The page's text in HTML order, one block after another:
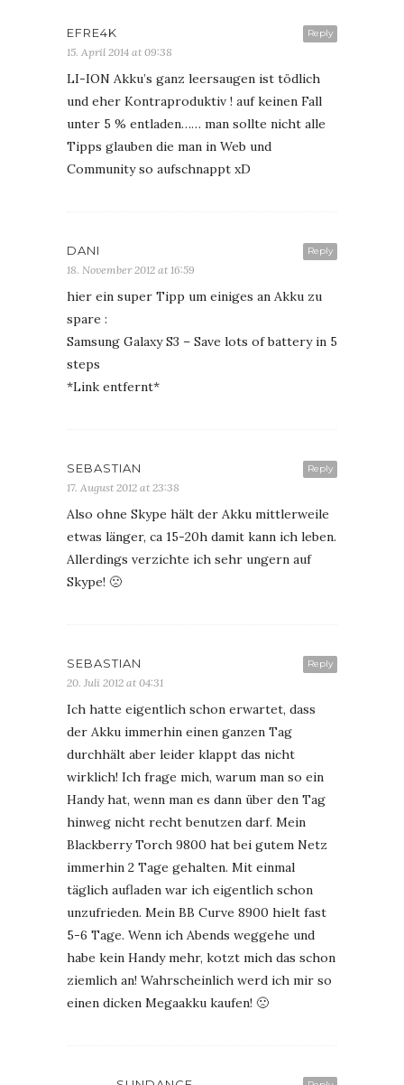
Reply
EFRE4K
15. April 2014 at 09:38
LI-ION Akku’s ganz leersaugen ist tödlich
und eher Kontraproduktiv ! auf keinen Fall
unter 5 % entladen…… man sollte nicht alle
Tipps glauben die man in Web und
Community so aufschnappt xD
Reply
DANI
18. November 2012 at 16:59
hier ein super Tipp um einiges an Akku zu
spare :
Samsung Galaxy S3 – Save lots of battery in 5
steps
*Link entfernt*
Reply
SEBASTIAN
17. August 2012 at 23:38
Also ohne Skype hält der Akku mittlerweile
etwas länger, ca 15-20h damit kann ich leben.
Allerdings verzichte ich sehr ungern auf
Skype! 🙁
Reply
SEBASTIAN
20. Juli 2012 at 04:31
Ich hatte eigentlich schon erwartet, dass
der Akku immerhin einen ganzen Tag
durchhält aber leider klappt das nicht
wirklich! Ich frage mich, warum man so ein
Handy hat, wenn man es dann über den Tag
hinweg nicht recht benutzen darf. Mein
Blackberry Torch 9800 hat bei gutem Netz
immerhin 2 Tage gehalten. Mit einmal
täglich aufladen war ich eigentlich schon
unzufrieden. Mein BB Curve 8900 hielt fast
5-6 Tage. Wenn ich Abends weggehe und
habe kein Handy mehr, kotzt mich das schon
ziemlich an! Wahrscheinlich werd ich mir so
einen dicken Megaakku kaufen! 🙁